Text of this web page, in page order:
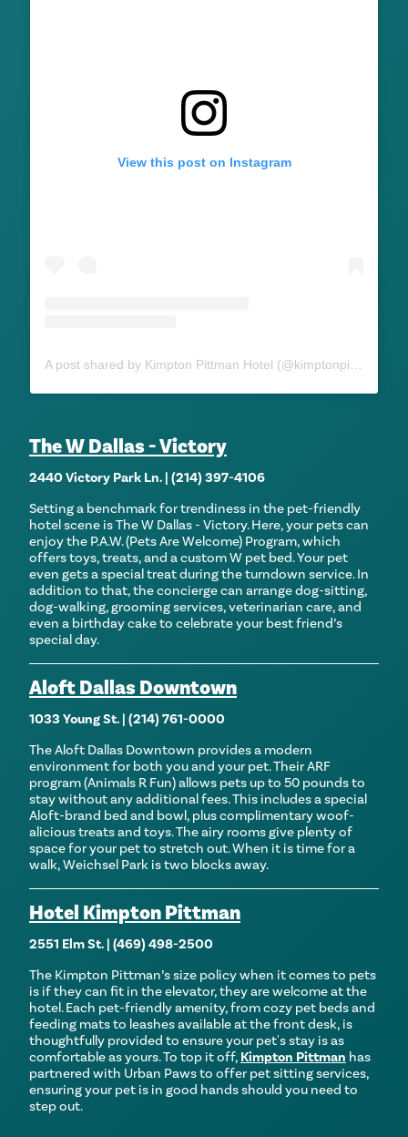
View this post on Instagram
The W Dallas - Victory
2440 Victory Park Ln. | (214) 397-4106
Setting a benchmark for trendiness in the pet-friendly
hotel scene is The W Dallas - Victory. Here, your pets can
enjoy the P.A.W. (Pets Are Welcome) Program, which
offers toys, treats, and a custom W pet bed. Your pet
even gets a special treat during the turndown service. In
addition to that, the concierge can arrange dog-sitting,
dog-walking, grooming services, veterinarian care, and
even a birthday cake to celebrate your best friend’s
special day.
Aloft Dallas Downtown
1033 Young St. | (214) 761-0000
The Aloft Dallas Downtown provides a modern
environment for both you and your pet. Their ARF
program (Animals R Fun) allows pets up to 50 pounds to
stay without any additional fees. This includes a special
Aloft-brand bed and bowl, plus complimentary woof-
alicious treats and toys. The airy rooms give plenty of
space for your pet to stretch out. When it is time for a
walk, Weichsel Park is two blocks away.
Hotel Kimpton Pittman
2551 Elm St. | (469) 498-2500
The Kimpton Pittman’s size policy when it comes to pets
is if they can fit in the elevator, they are welcome at the
hotel. Each pet-friendly amenity, from cozy pet beds and
feeding mats to leashes available at the front desk, is
thoughtfully provided to ensure your pet's stay is as
comfortable as yours. To top it off, Kimpton Pittman has
partnered with Urban Paws to offer pet sitting services,
ensuring your pet is in good hands should you need to
step out.